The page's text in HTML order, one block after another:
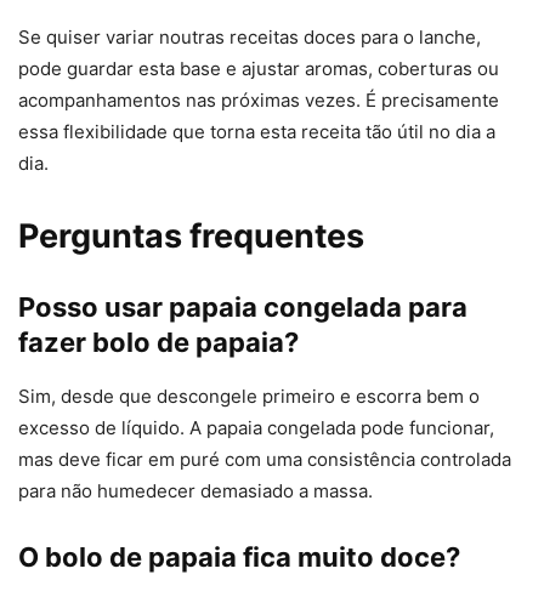
Se quiser variar noutras receitas doces para o lanche,
pode guardar esta base e ajustar aromas, coberturas ou
acompanhamentos nas próximas vezes. É precisamente
essa flexibilidade que torna esta receita tão útil no dia a
dia.
Perguntas frequentes
Posso usar papaia congelada para
fazer bolo de papaia?
Sim, desde que descongele primeiro e escorra bem o
excesso de líquido. A papaia congelada pode funcionar,
mas deve ficar em puré com uma consistência controlada
para não humedecer demasiado a massa.
O bolo de papaia fica muito doce?